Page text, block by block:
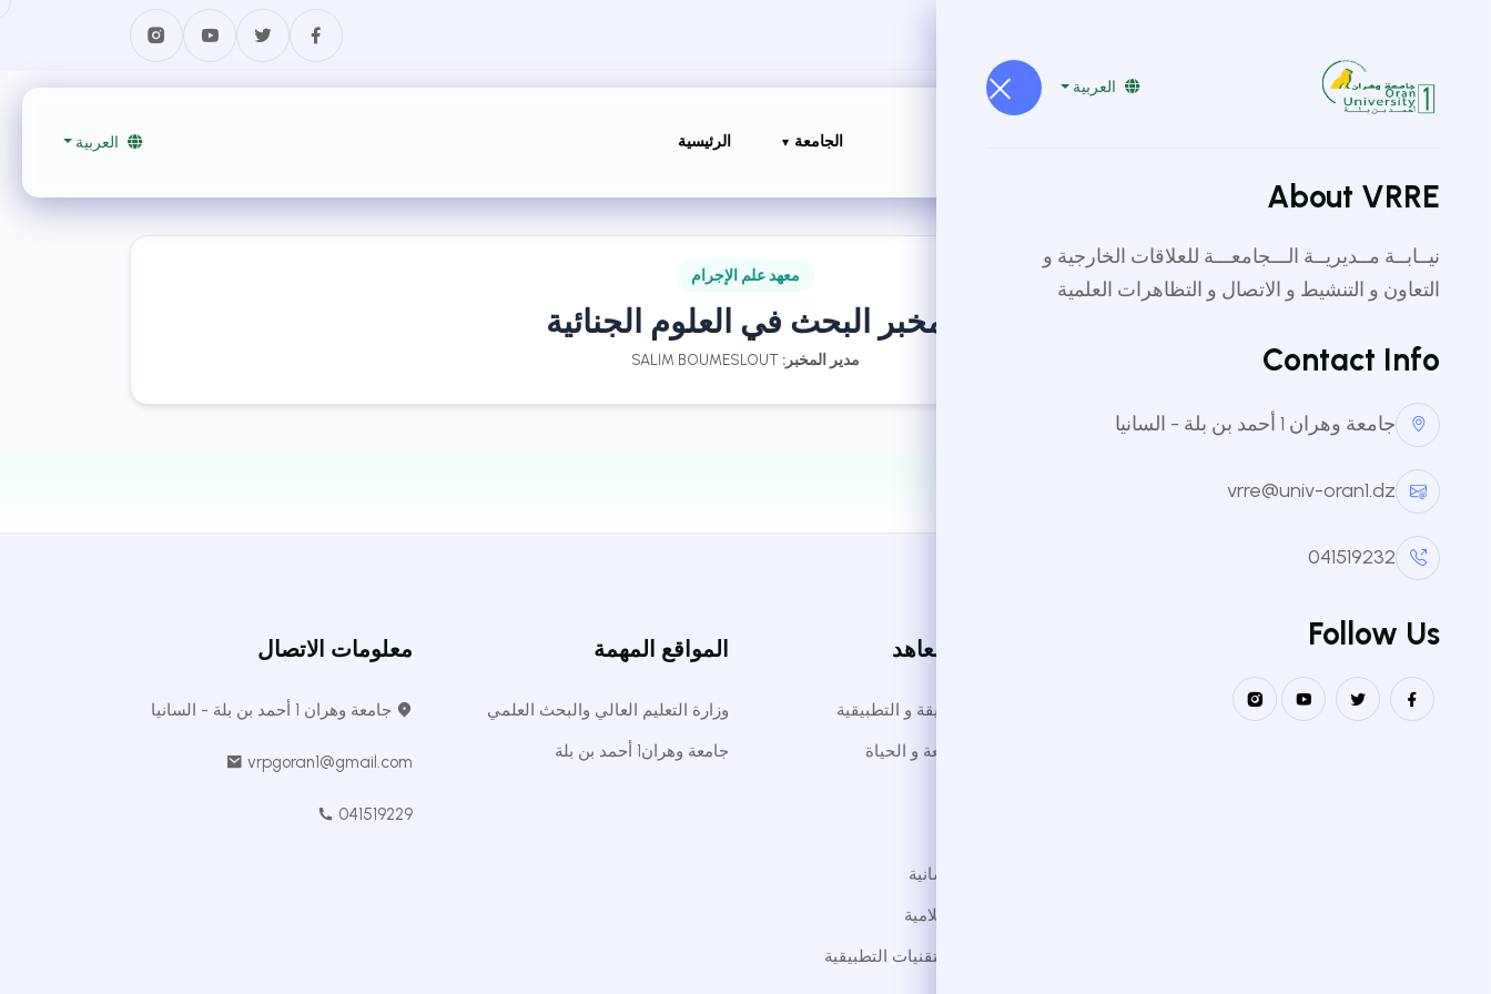
الجامعة الرئيسية العربية
العربية
About VRRE
نيــابــة مــديريــة الـــجامعـــة للعلاقات الخارجية و
التعاون و التنشيط و الاتصال و التظاهرات العلمية
Contact Info
جامعة وهران 1 أحمد بن بلة - السانيا
vrre@univ-oran1.dz
041519232
Follow Us
معهد علم الإجرام
مخبر البحث في العلوم الجنائية
مدير المخبر:
العودة للقائمة
الكليات والمعاهد
كلية العلوم الدقيقة و التطبيقية
كلية علوم الطبيعة و الحياة
كلية العلوم الإنسانية
كلية العلوم الإسلامية
معهد العلوم و التقنيات التطبيقية
المواقع المهمة
وزارة التعليم العالي والبحث العلمي
جامعة وهران1 أحمد بن بلة
معلومات الاتصال
جامعة وهران 1 أحمد بن بلة - السانيا
vrpgoran1@gmail.com
041519229